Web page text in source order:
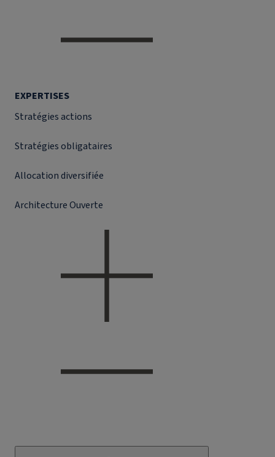
EXPERTISES
Stratégies actions
Stratégies obligataires
Allocation diversifiée
Architecture Ouverte